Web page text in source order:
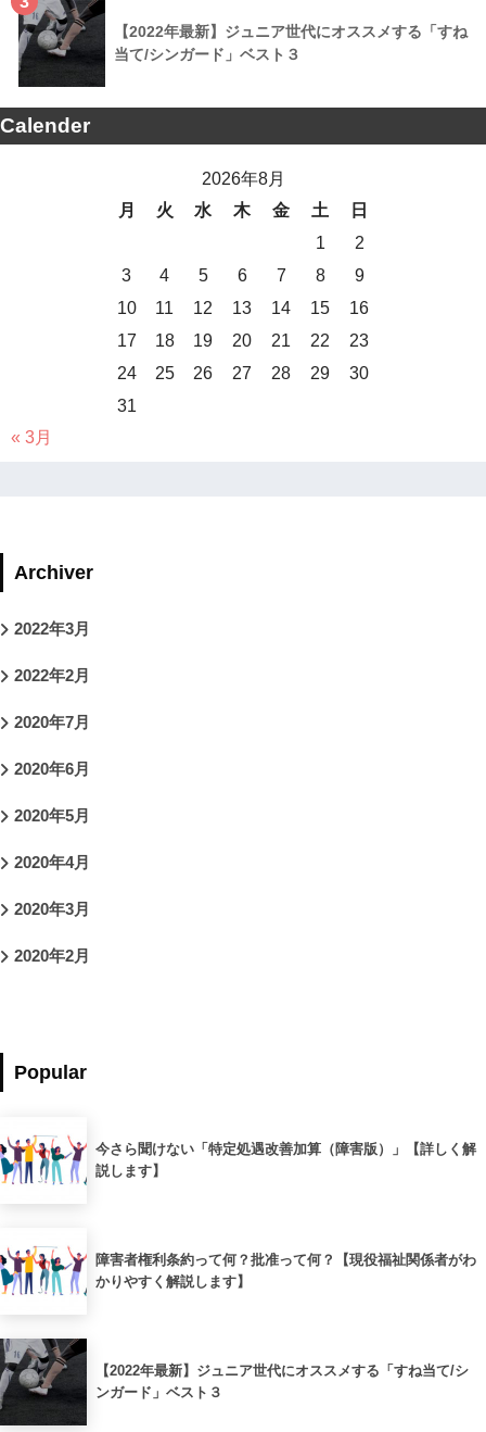
【2022年最新】ジュニア世代にオススメする「すね
当て/シンガード」ベスト３
Calender
2026年8月
月
火 水 木 金 土
日
1
2
3
4 5 6 7 8
9
10
11 12 13 14 15
16
17
18 19 20 21 22
23
24
25 26 27 28 29
30
31
« 3月
Archiver
2022年3月
2022年2月
2020年7月
2020年6月
2020年5月
2020年4月
2020年3月
2020年2月
Popular
今さら聞けない「特定処遇改善加算（障害版）」【詳しく解
説します】
障害者権利条約って何？批准って何？【現役福祉関係者がわ
かりやすく解説します】
【2022年最新】ジュニア世代にオススメする「すね当て/シ
ンガード」ベスト３